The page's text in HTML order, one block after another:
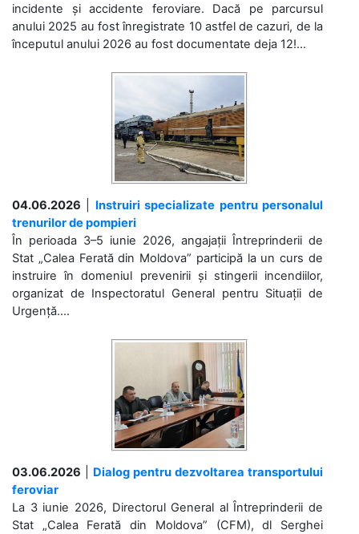
incidente și accidente feroviare. Dacă pe parcursul
anului 2025 au fost înregistrate 10 astfel de cazuri, de la
începutul anului 2026 au fost documentate deja 12!...
04.06.2026
Instruiri specializate pentru personalul
trenurilor de pompieri
În perioada 3–5 iunie 2026, angajații Întreprinderii de
Stat „Calea Ferată din Moldova” participă la un curs de
instruire în domeniul prevenirii și stingerii incendiilor,
organizat de Inspectoratul General pentru Situații de
Urgență....
03.06.2026
Dialog pentru dezvoltarea transportului
feroviar
La 3 iunie 2026, Directorul General al Întreprinderii de
Stat „Calea Ferată din Moldova” (CFM), dl Serghei